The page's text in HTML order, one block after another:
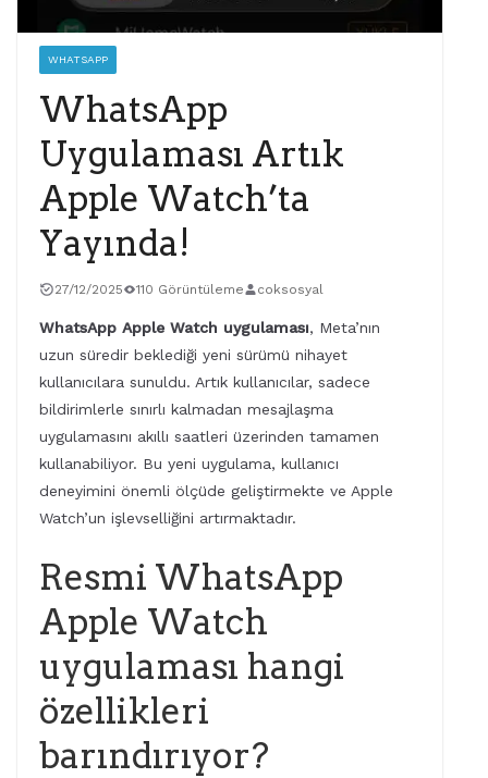
WHATSAPP
WhatsApp
Uygulaması Artık
Apple Watch’ta
Yayında!
27/12/2025 110 Görüntüleme coksosyal
WhatsApp Apple Watch uygulaması, Meta’nın
uzun süredir beklediği yeni sürümü nihayet
kullanıcılara sunuldu. Artık kullanıcılar, sadece
bildirimlerle sınırlı kalmadan mesajlaşma
uygulamasını akıllı saatleri üzerinden tamamen
kullanabiliyor. Bu yeni uygulama, kullanıcı
deneyimini önemli ölçüde geliştirmekte ve Apple
Watch’un işlevselliğini artırmaktadır.
Resmi WhatsApp
Apple Watch
uygulaması hangi
özellikleri
barındırıyor?